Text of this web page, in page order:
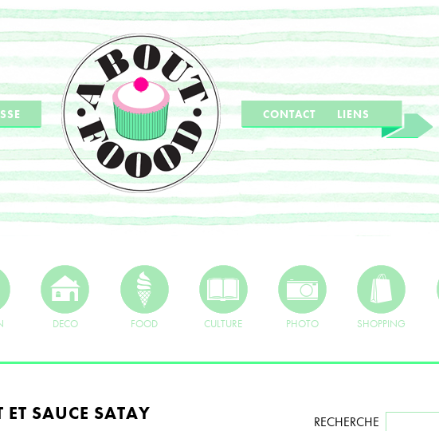
CONTACT LIENS
DECO FOOD CULTURE PHOTO SHOPPING
ET SAUCE SATAY
RECHERCHE